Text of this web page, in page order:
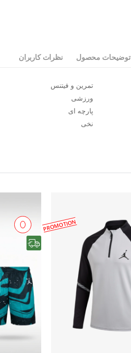
توضیحات محصول نظرات کاربران
تمرین و فیتنس
ورزشی
پارچه ای
نخی
PROMOTION